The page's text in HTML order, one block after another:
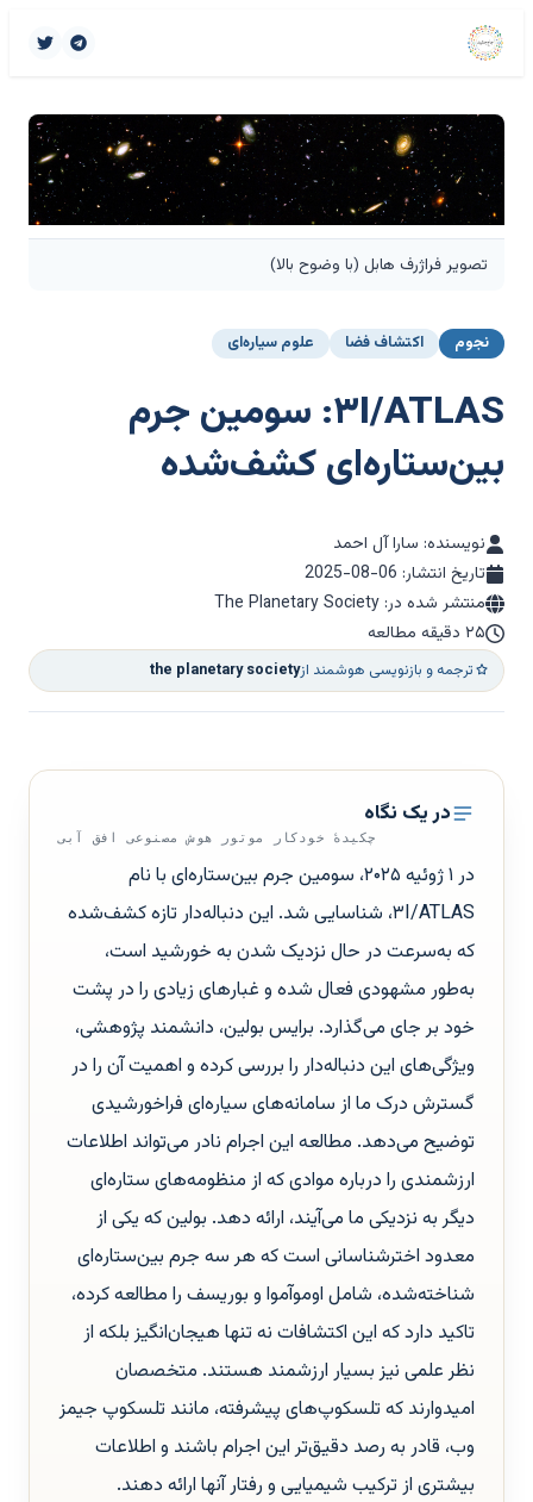
تصویر فراژرف هابل (با وضوح بالا)
نجوم اکتشاف فضا علوم سیاره‌ای
۳I/ATLAS: سومین جرم
بین‌ستاره‌ای کشف‌شده
نویسنده: سارا آل احمد
تاریخ انتشار: 2025-08-06
منتشر شده در: The Planetary Society
۲۵ دقیقه مطالعه
ترجمه و بازنویسی هوشمند ازthe planetary society
در یک نگاه
چکیدهٔ خودکار موتور هوش مصنوعی افق آبی
در ۱ ژوئیه ۲۰۲۵، سومین جرم بین‌ستاره‌ای با نام
۳I/ATLAS، شناسایی شد. این دنباله‌دار تازه کشف‌شده
که به‌سرعت در حال نزدیک شدن به خورشید است،
به‌طور مشهودی فعال شده و غبارهای زیادی را در پشت
خود بر جای می‌گذارد. برایس بولین، دانشمند پژوهشی،
ویژگی‌های این دنباله‌دار را بررسی کرده و اهمیت آن را در
گسترش درک ما از سامانه‌های سیاره‌ای فراخورشیدی
توضیح می‌دهد. مطالعه این اجرام نادر می‌تواند اطلاعات
ارزشمندی را درباره موادی که از منظومه‌های ستاره‌ای
دیگر به نزدیکی ما می‌آیند، ارائه دهد. بولین که یکی از
معدود اخترشناسانی است که هر سه جرم بین‌ستاره‌ای
شناخته‌شده، شامل اوموآموا و بوریسف را مطالعه کرده،
تاکید دارد که این اکتشافات نه تنها هیجان‌انگیز بلکه از
نظر علمی نیز بسیار ارزشمند هستند. متخصصان
امیدوارند که تلسکوپ‌های پیشرفته، مانند تلسکوپ جیمز
وب، قادر به رصد دقیق‌تر این اجرام باشند و اطلاعات
بیشتری از ترکیب شیمیایی و رفتار آنها ارائه دهند.